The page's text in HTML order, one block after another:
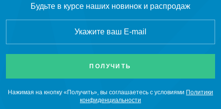
Будьте в курсе наших новинок и распродаж
Нажимая на кнопку «Получить», вы соглашаетесь с условиями Политики
конфиденциальности